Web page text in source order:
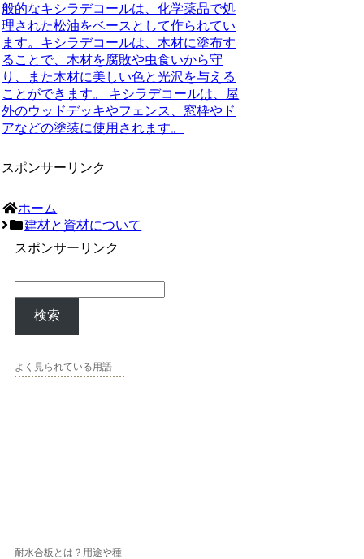
般的なキシラデコールは、化学薬品で処
理された松油をベースとして作られてい
ます。キシラデコールは、木材に塗布す
ることで、 木材を腐敗や虫食いから守
り
、また木材に美しい色と光沢を与える
ことができます。
キシラデコールは、屋
外のウッドデッキやフェンス、窓枠やド
アなどの塗装に使用されます。
スポンサーリンク
ホーム
建材と資材について
スポンサーリンク
検索
よく見られている用語
耐水合板とは？用途や種